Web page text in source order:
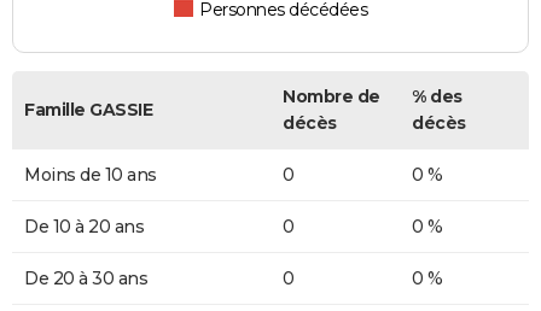
Personnes décédées
Famille GASSIE
Nombre de
décès
% des
décès
Moins de 10 ans 0 0 %
De 10 à 20 ans 0 0 %
De 20 à 30 ans 0 0 %